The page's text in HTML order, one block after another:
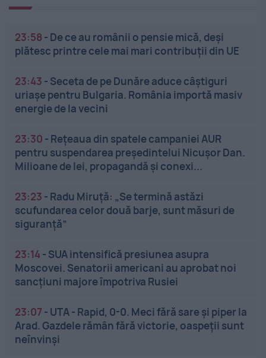
23:58 - De ce au românii o pensie mică, deși
plătesc printre cele mai mari contribuții din UE
23:43 - Seceta de pe Dunăre aduce câștiguri
uriașe pentru Bulgaria. România importă masiv
energie de la vecini
23:30 - Rețeaua din spatele campaniei AUR
pentru suspendarea președintelui Nicușor Dan.
Milioane de lei, propagandă și conexi...
23:23 - Radu Miruță: „Se termină astăzi
scufundarea celor două barje, sunt măsuri de
siguranţă”
23:14- SUA intensifică presiunea asupra
Moscovei. Senatorii americani au aprobat noi
sancțiuni majore împotriva Rusiei
23:07 - UTA - Rapid, 0-0. Meci fără sare și piper la
Arad. Gazdele rămân fără victorie, oaspeții sunt
neînvinși